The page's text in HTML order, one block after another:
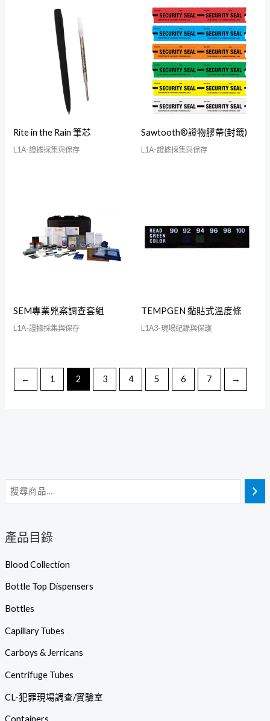
產品目錄
Blood Collection
Bottle Top Dispensers
Bottles
Capillary Tubes
Carboys & Jerricans
Centrifuge Tubes
CL-犯罪現場調查/實驗室
Rite in the Rain 筆芯
L1A-證據採集與保存
Sawtooth®證物膠帶(封籤)
L1A-證據採集與保存
SEM專業兇案調查套組
L1A-證據採集與保存
TEMPGEN 黏貼式溫度條
L1A3-現場紀錄與保護
← 1 2 3 4 5 6 7 →